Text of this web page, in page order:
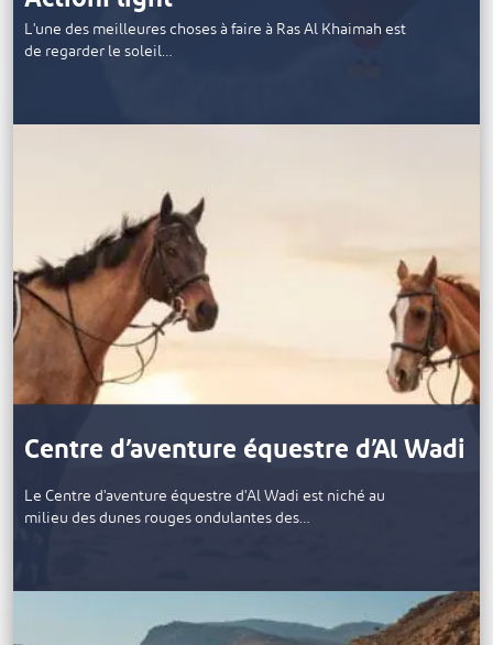
L'une des meilleures choses à faire à Ras Al Khaimah est
de regarder le soleil…
Centre d’aventure équestre d’Al Wadi
Le Centre d'aventure équestre d'Al Wadi est niché au
milieu des dunes rouges ondulantes des…